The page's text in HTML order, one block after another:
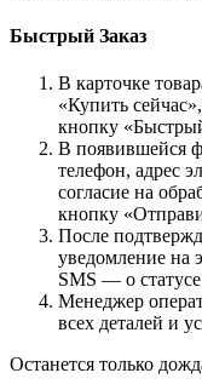
Быстрый Заказ
В карточке
«Купить
кнопку
В появившейся
телефон, адрес
согласие на
кнопку
После
уведомление на
SMS — о
Менеджер
всех деталей и
Останется только